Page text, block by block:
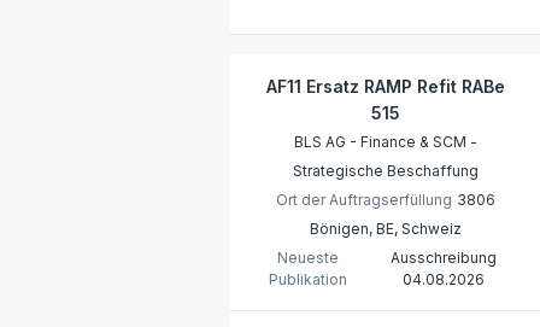
AF11 Ersatz RAMP Refit RABe
515
BLS AG - Finance & SCM -
Strategische Beschaffung
Ort der Auftragserfüllung 3806
Bönigen, BE, Schweiz
Neueste
Publikation
Ausschreibung
04.08.2026